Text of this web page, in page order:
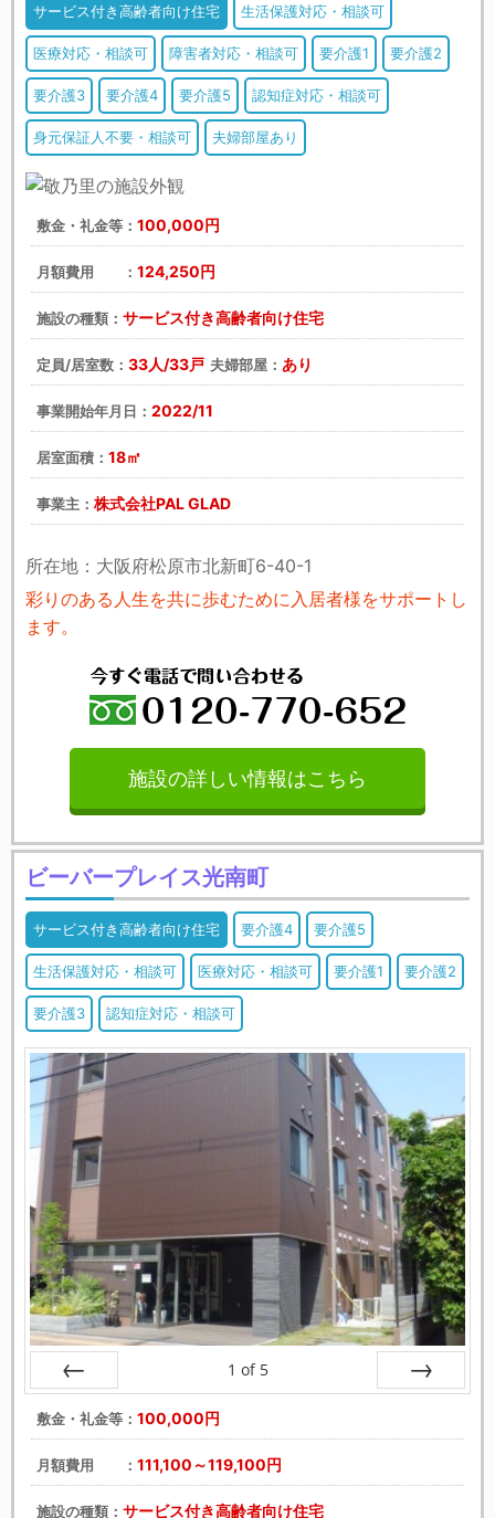
サービス付き高齢者向け住宅 生活保護対応・相談可
医療対応・相談可 障害者対応・相談可 要介護1 要介護2
要介護3 要介護4 要介護5 認知症対応・相談可
身元保証人不要・相談可 夫婦部屋あり
敷金・礼金等： 100,000円
月額費用 ： 124,250円
施設の種類： サービス付き高齢者向け住宅
定員/居室数： 33人/33戸 夫婦部屋： あり
事業開始年月日： 2022/11
居室面積： 18㎡
事業主： 株式会社PAL GLAD
所在地：大阪府松原市北新町6-40-1
彩りのある人生を共に歩むために入居者様をサポートし
ます。
施設の詳しい情報はこちら
ビーバープレイス光南町
サービス付き高齢者向け住宅 要介護4 要介護5
生活保護対応・相談可 医療対応・相談可 要介護1 要介護2
要介護3 認知症対応・相談可
戻る
1 of 5
敷金・礼金等： 100,000円
月額費用 ： 111,100～119,100円
施設の種類： サービス付き高齢者向け住宅